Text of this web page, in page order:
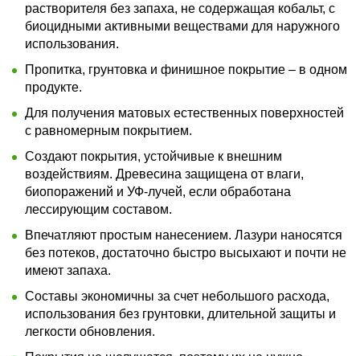
растворителя без запаха, не содержащая кобальт, с
биоцидными активными веществами для наружного
использования.
Пропитка, грунтовка и финишное покрытие – в одном
продукте.
Для получения матовых естественных поверхностей
с равномерным покрытием.
Создают покрытия, устойчивые к внешним
воздействиям. Древесина защищена от влаги,
биопоражений и УФ-лучей, если обработана
лессирующим составом.
Впечатляют простым нанесением. Лазури наносятся
без потеков, достаточно быстро высыхают и почти не
имеют запаха.
Составы экономичны за счет небольшого расхода,
использования без грунтовки, длительной защиты и
легкости обновления.